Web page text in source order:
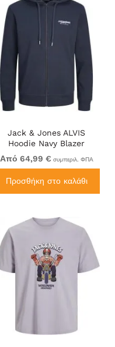
Jack & Jones ALVIS
Hoodie Navy Blazer
Από 64,99 € συμπεριλ. ΦΠΑ
Προσθήκη στο καλάθι